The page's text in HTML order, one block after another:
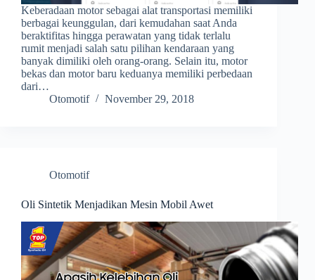
Keberadaan motor sebagai alat transportasi memiliki
berbagai keunggulan, dari kemudahan saat Anda
beraktifitas hingga perawatan yang tidak terlalu
rumit menjadi salah satu pilihan kendaraan yang
banyak dimiliki oleh orang-orang. Selain itu, motor
bekas dan motor baru keduanya memiliki perbedaan
dari…
Otomotif
November 29, 2018
Otomotif
Oli Sintetik Menjadikan Mesin Mobil Awet